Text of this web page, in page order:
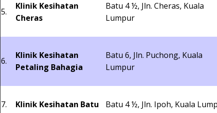
5.
Klinik Kesihatan
Cheras
Batu 4 ½, Jln. Cheras, Kuala
Lumpur
6.
Klinik Kesihatan
Petaling Bahagia
Batu 6, Jln. Puchong, Kuala
Lumpur
7. Klinik Kesihatan Batu Batu 4 ½, Jln. Ipoh, Kuala